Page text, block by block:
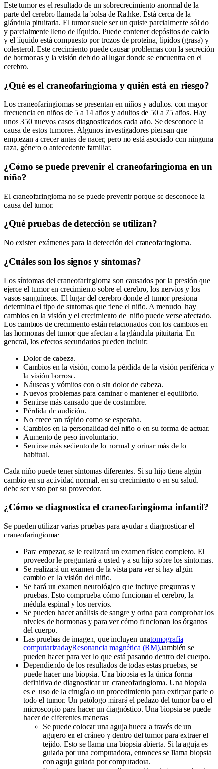
Este tumor es el resultado de un sobrecrecimiento anormal de la
parte del cerebro llamada la bolsa de Rathke. Está cerca de la
glándula pituitaria. El tumor suele ser un quiste parcialmente sólido
y parcialmente lleno de líquido. Puede contener depósitos de calcio
y el líquido está compuesto por trozos de proteína, lípidos (grasa) y
colesterol. Este crecimiento puede causar problemas con la secreción
de hormonas y la visión debido al lugar donde se encuentra en el
cerebro.
¿Qué es el craneofaringioma y quién está en riesgo?
Los craneofaringiomas se presentan en niños y adultos, con mayor
frecuencia en niños de 5 a 14 años y adultos de 50 a 75 años. Hay
unos 350 nuevos casos diagnosticados cada año. Se desconoce la
causa de estos tumores. Algunos investigadores piensan que
empiezan a crecer antes de nacer, pero no está asociado con ninguna
raza, género o antecedente familiar.
¿Cómo se puede prevenir el craneofaringioma en un
niño?
El craneofaringioma no se puede prevenir porque se desconoce la
causa del tumor.
¿Qué pruebas de detección se utilizan?
No existen exámenes para la detección del craneofaringioma.
¿Cuáles son los signos y síntomas?
Los síntomas del craneofaringioma son causados por la presión que
ejerce el tumor en crecimiento sobre el cerebro, los nervios y los
vasos sanguíneos. El lugar del cerebro donde el tumor presiona
determina el tipo de síntomas que tiene el niño. A menudo, hay
cambios en la visión y el crecimiento del niño puede verse afectado.
Los cambios de crecimiento están relacionados con los cambios en
las hormonas del tumor que afectan a la glándula pituitaria. En
general, los efectos secundarios pueden incluir:
Dolor de cabeza.
Cambios en la visión, como la pérdida de la visión periférica y
la visión borrosa.
Náuseas y vómitos con o sin dolor de cabeza.
Nuevos problemas para caminar o mantener el equilibrio.
Sentirse más cansado que de costumbre.
Pérdida de audición.
No crece tan rápido como se esperaba.
Cambios en la personalidad del niño o en su forma de actuar.
Aumento de peso involuntario.
Sentirse más sediento de lo normal y orinar más de lo
habitual.
Cada niño puede tener síntomas diferentes. Si su hijo tiene algún
cambio en su actividad normal, en su crecimiento o en su salud,
debe ser visto por su proveedor.
¿Cómo se diagnostica el craneofaringioma infantil?
Se pueden utilizar varias pruebas para ayudar a diagnosticar el
craneofaringioma:
Para empezar, se le realizará un examen físico completo. El
proveedor le preguntará a usted y a su hijo sobre los síntomas.
Se realizará un examen de la vista para ver si hay algún
cambio en la visión del niño.
Se hará un examen neurológico que incluye preguntas y
pruebas. Esto comprueba cómo funcionan el cerebro, la
médula espinal y los nervios.
Se pueden hacer análisis de sangre y orina para comprobar los
niveles de hormonas y para ver cómo funcionan los órganos
del cuerpo.
Las pruebas de imagen, que incluyen unatomografía
computarizadayResonancia magnética (RM).también se
pueden hacer para ver lo que está pasando dentro del cuerpo.
Dependiendo de los resultados de todas estas pruebas, se
puede hacer una biopsia. Una biopsia es la única forma
definitiva de diagnosticar un craneofaringioma. Una biopsia
es el uso de la cirugía o un procedimiento para extirpar parte o
todo el tumor. Un patólogo mirará el pedazo del tumor bajo el
microscopio para hacer un diagnóstico. Una biopsia se puede
hacer de diferentes maneras:
Se puede colocar una aguja hueca a través de un
agujero en el cráneo y dentro del tumor para extraer el
tejido. Esto se llama una biopsia abierta. Si la aguja es
guiada por una computadora, entonces se llama biopsia
con aguja guiada por computadora.